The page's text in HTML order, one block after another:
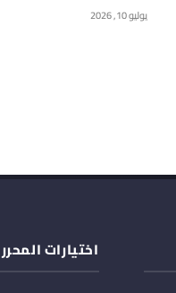
يوليو 10, 2026
اختيارات المحرر